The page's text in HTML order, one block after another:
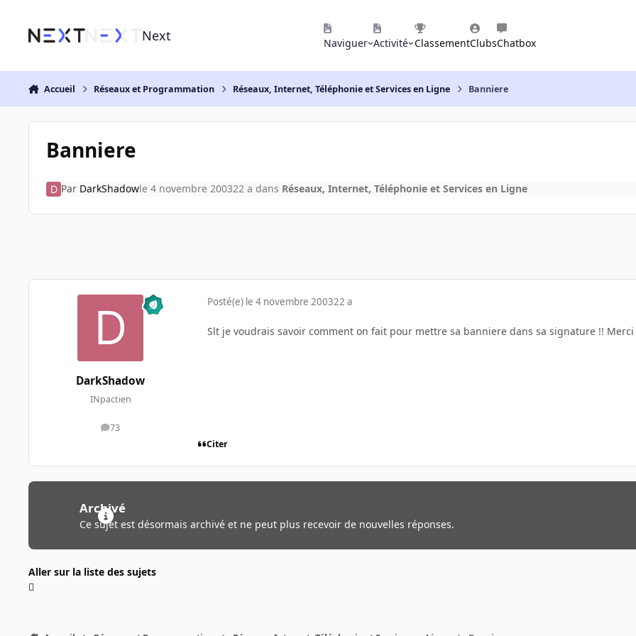
Next Naviguer Activité ClassementClubsChatbox
Accueil Réseaux et Programmation Réseaux, Internet, Téléphonie et Services en Ligne Banniere
Banniere
Par DarkShadowle 4 novembre 200322 a dans Réseaux, Internet, Téléphonie et Services en Ligne
DarkShadow
INpactien
73
messages
Posté(e) le 4 novembre 200322 a
Slt je voudrais savoir comment on fait pour mettre sa banniere dans sa signature !! Merci
Citer
Archivé
Ce sujet est désormais archivé et ne peut plus recevoir de nouvelles réponses.
Aller sur la liste des sujets